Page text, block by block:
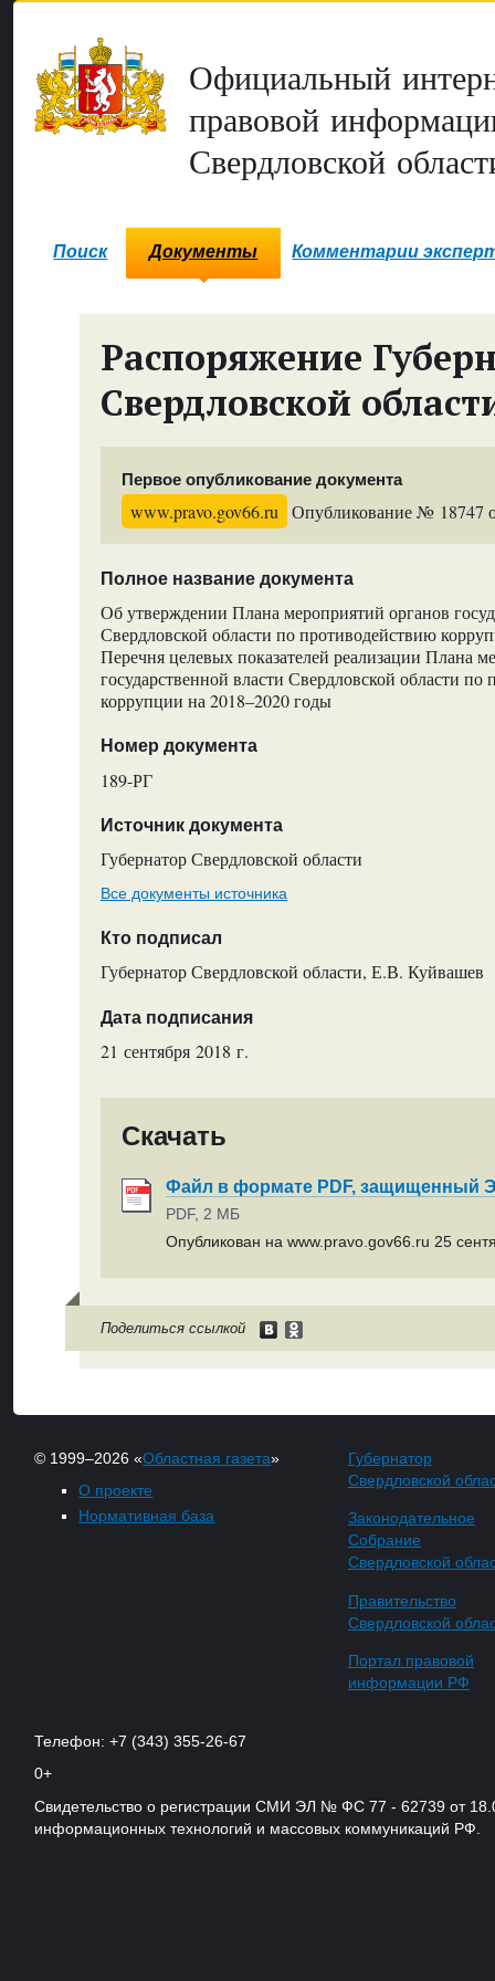
Официальный
правовой
Свердловской
Поиск Документы Комментарии
Распоряжение
Свердловской
Первое опубликование документа
www.pravo.gov66.ru Опубликование № 18747
Полное название документа
Об утверждении Плана мероприятий органов
Свердловской области по противодействию
Перечня целевых показателей реализации Плана
государственной власти Свердловской области по
коррупции на 2018–2020 годы
Номер документа
189-РГ
Источник документа
Губернатор Свердловской области
Все документы источника
Кто подписал
Губернатор Свердловской области, Е.В. Куйвашев
Дата подписания
21 сентября 2018 г.
Скачать
Файл в формате PDF, защищенный
PDF, 2 МБ
Опубликован на www.pravo.gov66.ru 25
Поделиться ссылкой
© 1999–2026 «Областная газета»
О проекте
Нормативная база
Губернатор
Свердловской
Законодательное
Собрание
Свердловской
Правительство
Свердловской
Портал правовой
информации РФ
Телефон: +7 (343) 355-26-67
0+
Свидетельство о регистрации СМИ ЭЛ № ФС 77 - 62739 от
информационных технологий и массовых коммуникаций РФ.